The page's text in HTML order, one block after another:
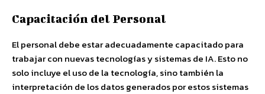
Capacitación del Personal
El personal debe estar adecuadamente capacitado para
trabajar con nuevas tecnologías y sistemas de IA. Esto no
solo incluye el uso de la tecnología, sino también la
interpretación de los datos generados por estos sistemas